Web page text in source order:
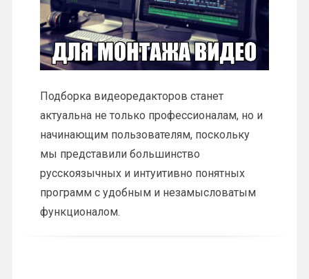
Подборка видеоредакторов станет
актуальна не только профессионалам, но и
начинающим пользователям, поскольку
мы представили большинство
русскоязычных и интуитивно понятных
программ с удобным и незамысловатым
функционалом.